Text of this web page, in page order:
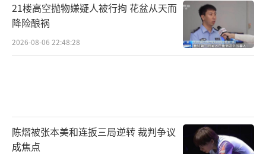
21楼高空抛物嫌疑人被行拘 花盆从天而
降险酿祸
2026-08-06 22:48:28
陈熠被张本美和连扳三局逆转 裁判争议
成焦点